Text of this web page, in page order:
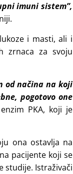
imuni sistem”,
i masti, ali i
zrnaca za svoju
od načina na koji
pogotovo one
PKA, koji je
ona ostavlja na
pacijente koji se
studije. Istraživači